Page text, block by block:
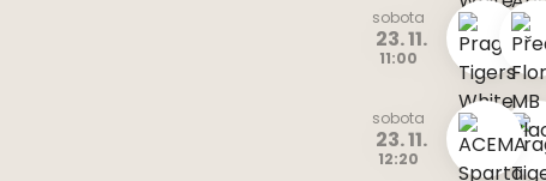
sobota
23. 11.
11:00
sobota
23. 11.
12:20